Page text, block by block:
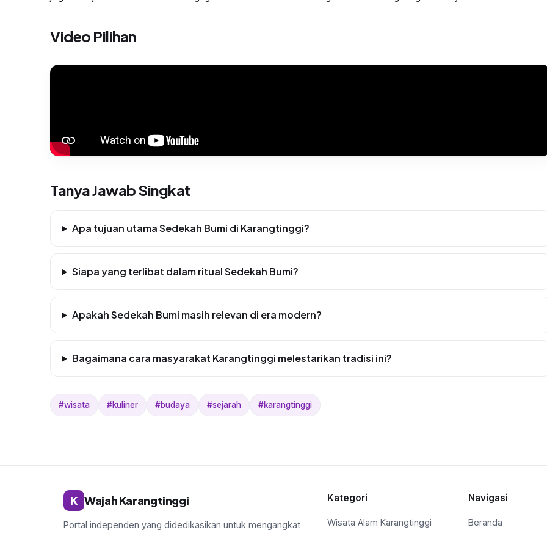
Video Pilihan
Tanya Jawab Singkat
Apa tujuan utama Sedekah Bumi di Karangtinggi?
Siapa yang terlibat dalam ritual Sedekah Bumi?
Apakah Sedekah Bumi masih relevan di era modern?
Bagaimana cara masyarakat Karangtinggi melestarikan tradisi ini?
#wisata #kuliner #budaya #sejarah #karangtinggi
K Wajah Karangtinggi
Portal independen yang didedikasikan untuk mengangkat
Kategori
Wisata Alam Karangtinggi
Navigasi
Beranda